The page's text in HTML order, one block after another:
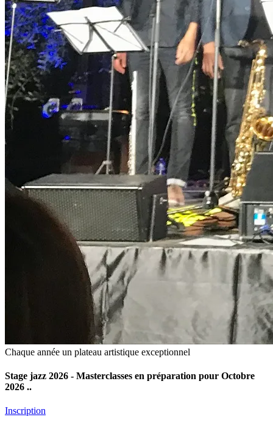
Chaque année un plateau artistique exceptionnel
Stage jazz 2026 - Masterclasses en préparation pour Octobre
2026 ..
Inscription